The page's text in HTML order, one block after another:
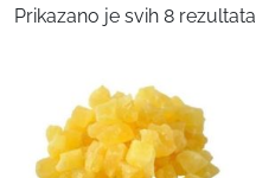
Prikazano je svih 8 rezultata